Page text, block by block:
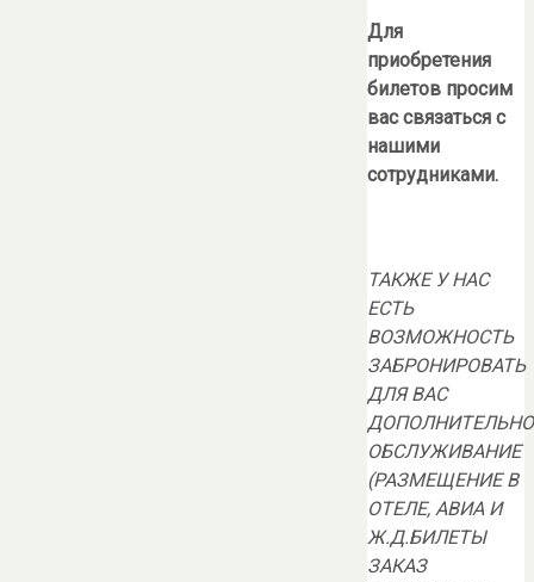
Для
приобретения
билетов просим
вас связаться с
нашими
сотрудниками.
ТАКЖЕ У НАС
ЕСТЬ
ВОЗМОЖНОСТЬ
ЗАБРОНИРОВАТЬ
ДЛЯ ВАС
ОБСЛУЖИВАНИЕ
(РАЗМЕЩЕНИЕ В
ОТЕЛЕ, АВИА И
Ж.Д.БИЛЕТЫ
ЗАКАЗ